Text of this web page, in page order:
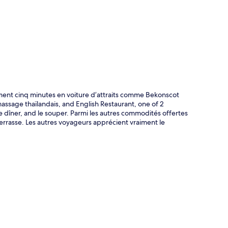
cinq minutes en voiture d’attraits comme Bekonscot
thaïlandais, and English Restaurant, one of 2
and le souper. Parmi les autres commodités offertes
Les autres voyageurs apprécient vraiment le